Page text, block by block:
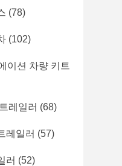
(78)
(102)
이션 차량 키트
레일러 (68)
레일러 (57)
러 (52)